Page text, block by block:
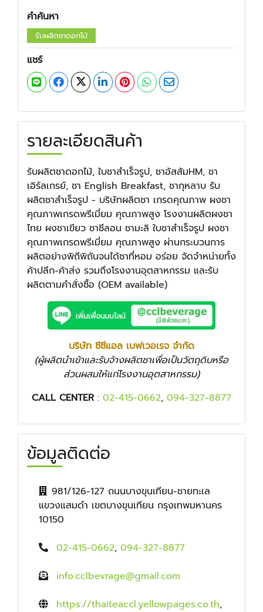
คำค้นหา
รับผลิตชาดอกไม้
แชร์
รายละเอียดสินค้า
รับผลิตชาดอกไม้, ใบชาสำเร็จรูป, ชาอัสสัมHM, ชา
เอิร์ลเกรย์, ชา English Breakfast, ชากุหลาบ รับ
ผลิตชาสำเร็จรูป - บริษัทผลิตชา เกรดคุณภาพ ผงชา
คุณภาพเกรดพรีเมี่ยม คุณภาพสูง โรงงานผลิตผงชา
ไทย ผงชาเขียว ชาซีลอน ชามะลิ ใบชาสำเร็จรูป ผงชา
คุณภาพเกรดพรีเมี่ยม คุณภาพสูง ผ่านกระบวนการ
ผลิตอย่างพิถีพิถันจนได้ชาที่หอม อร่อย จัดจำหน่ายทั้ง
ค้าปลีก-ค้าส่ง รวมถึงโรงงานอุตสาหกรรม และรับ
ผลิตตามคำสั่งซื้อ (OEM available)
บริษัท ซีซีแอล เบฟเวอเรจ จำกัด
(ผู้ผลิตนำเข้าและรับจ้างผลิตชาเพื่อเป็นวัตถุดิบหรือ
ส่วนผสมให้แก่โรงงานอุตสาหกรรม)
CALL CENTER : 02-415-0662, 094-327-8877
ข้อมูลติดต่อ
981/126-127 ถนนบางขุนเทียน-ชายทะเล
แขวงแสมดำ เขตบางขุนเทียน กรุงเทพมหานคร
10150
02-415-0662, 094-327-8877
info.cclbevrage@gmail.com
https://thaiteaccl.yellowpages.co.th,